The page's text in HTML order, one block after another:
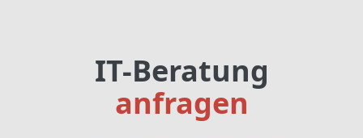
IT-Beratung
anfragen